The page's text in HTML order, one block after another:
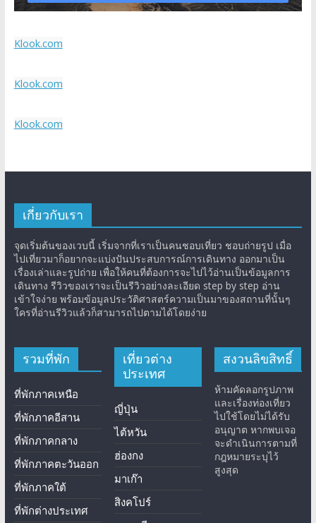
Klook.com
Klook.com
Klook.com
เกี่ยวกับเรา
จุดเริ่มต้นของเวบนี้ เริ่มจากที่เราเป็นคนชอบเที่ยว ชอบถ่ายรูป เมื่อ
ไปเที่ยวมาก็อยากจะแบ่งปันประสบการณ์การเดินทาง ออกมาเป็น
เรื่องเล่าและรูปถ่าย เพื่อให้คนที่ต้องการจะไปไว้อ่านเป็นข้อมูลการ
เดินทาง รีวิวของเราจะเป็นรีวิวอย่างละเอียด step by step อ่าน
เข้าใจง่าย พร้อมข้อมูลประวัติศาสตร์ความเป็นมาของสถานที่นั้นๆ
ใครที่อ่านรีวิวแล้วก็สามารถไปตามได้โดยง่าย
รวมที่พัก
ที่พักภาคเหนือ
ที่พักภาคอีสาน
ที่พักภาคกลาง
ที่พักภาคตะวันออก
ที่พักภาคใต้
ที่พักต่างประเทศ
เที่ยวต่าง
ประเทศ
ญี่ปุ่น
ไต้หวัน
ฮ่องกง
มาเก๊า
สิงคโปร์
สงวนลิขสิทธิ์
ห้ามคัดลอกรูปภาพ
และเรื่องท่องเที่ยว
ไปใช้โดยไม่ได้รับ
อนุญาต หากพบเจอ
จะดำเนินการตามที่
กฎหมายระบุไว้
สูงสุด